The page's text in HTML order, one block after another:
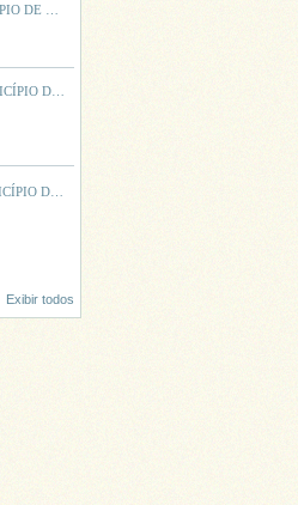
DE …
D…
D…
Exibir todos